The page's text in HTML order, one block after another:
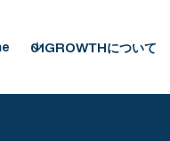
01GROWTHについて